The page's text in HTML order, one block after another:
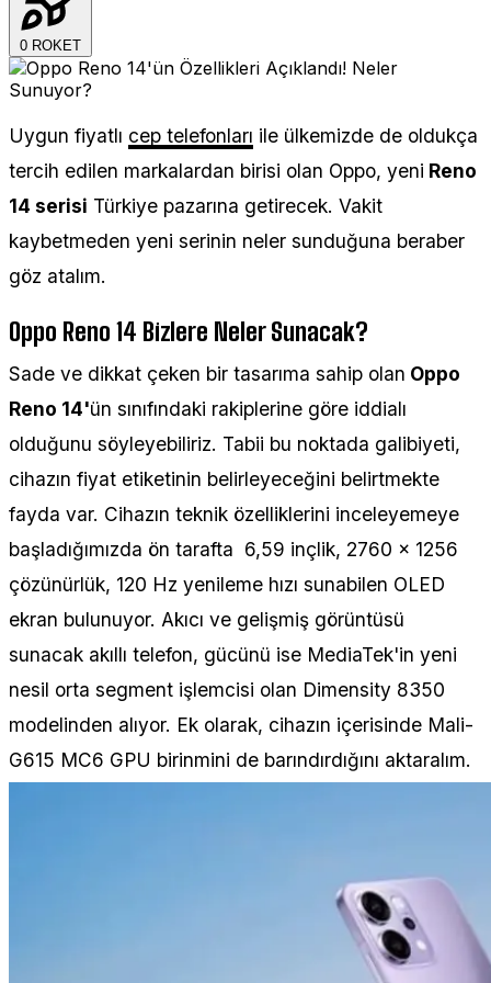
0 ROKET
Uygun fiyatlı cep telefonları ile ülkemizde de oldukça
tercih edilen markalardan birisi olan Oppo, yeni Reno
14 serisi Türkiye pazarına getirecek. Vakit
kaybetmeden yeni serinin neler sunduğuna beraber
göz atalım.
Oppo Reno 14 Bizlere Neler Sunacak?
Sade ve dikkat çeken bir tasarıma sahip olan Oppo
Reno 14'ün sınıfındaki rakiplerine göre iddialı
olduğunu söyleyebiliriz. Tabii bu noktada galibiyeti,
cihazın fiyat etiketinin belirleyeceğini belirtmekte
fayda var. Cihazın teknik özelliklerini inceleyemeye
başladığımızda ön tarafta 6,59 inçlik, 2760 × 1256
çözünürlük, 120 Hz yenileme hızı sunabilen OLED
ekran bulunuyor. Akıcı ve gelişmiş görüntüsü
sunacak akıllı telefon, gücünü ise MediaTek'in yeni
nesil orta segment işlemcisi olan Dimensity 8350
modelinden alıyor. Ek olarak, cihazın içerisinde Mali-
G615 MC6 GPU birinmini de barındırdığını aktaralım.